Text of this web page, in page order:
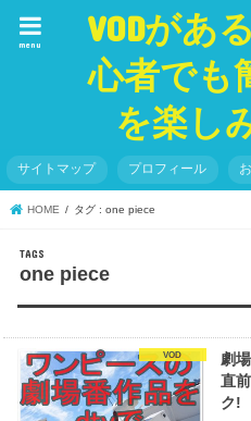
VODがあ
心者でも
を楽し
menu
サイトマップ プロフィール
HOME タグ : one piece
one piece
VOD
劇
直
ク!